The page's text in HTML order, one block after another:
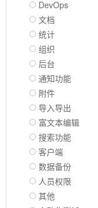
DevOps
文档
统计
组织
后台
通知功能
附件
导入导出
富文本编辑
搜索功能
客户端
数据备份
人员权限
其他